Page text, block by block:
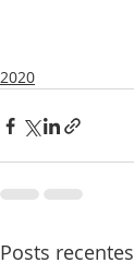
2020
Posts recentes